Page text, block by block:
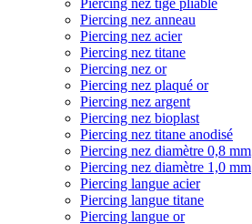
Piercing nez tige pliable
Piercing nez anneau
Piercing nez acier
Piercing nez titane
Piercing nez or
Piercing nez plaqué or
Piercing nez argent
Piercing nez bioplast
Piercing nez titane anodisé
Piercing nez diamètre 0,8 mm
Piercing nez diamètre 1,0 mm
Piercing langue acier
Piercing langue titane
Piercing langue or